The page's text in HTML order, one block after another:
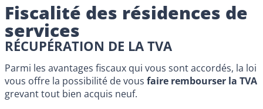
Fiscalité des résidences de
services
RÉCUPÉRATION DE LA TVA
Parmi les avantages fiscaux qui vous sont accordés, la loi
vous offre la possibilité de vous faire rembourser la TVA
grevant tout bien acquis neuf.